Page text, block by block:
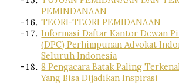
PEMINDANAAN
TEORI-TEORI PEMIDANAAN
Informasi Daftar Kantor Dewan
(DPC) Perhimpunan Advokat
Seluruh Indonesia
8 Pengacara Batak Paling
Yang Bisa Dijadikan Inspirasi